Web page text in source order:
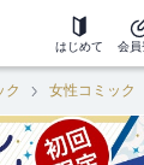
はじめて 会員
ク 女性コミック